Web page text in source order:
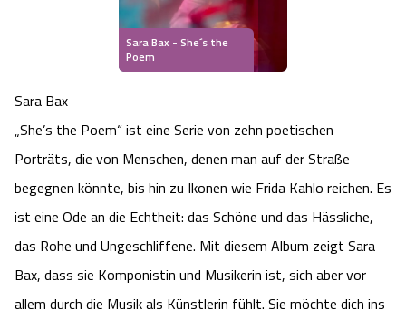
Freizeitparks
Vital Urlaub
Städte
Ferienwohnungen
Ferienhäuser
Naturerlebnis im Frühling
Naturerlebnis im Sommer
Naturerlebnis im Herbst
Naturerlebnis im Winter
Wandern
Kletterparks
Abenteuerlabyrinth
Heide Himmel Baumwipfelpfad
Adventure Schnucken Golf
Serengeti Park
Vegan, Fasten & Co.
Balance
Wellness-Kurzurlaub
Wellness-Unterkünfte
Sehenswürdigkeiten Lüneburg
Kulinarisches Lüneburg
Unterkünfte Lüneburg
Veranstaltungen & Führungen Lüneburg
Die Residenzstadt Celle
Sara Bax - She´s the
Poem
Sara Bax
„She’s the Poem“ ist eine Serie von zehn poetischen
Porträts, die von Menschen, denen man auf der Straße
begegnen könnte, bis hin zu Ikonen wie Frida Kahlo reichen. Es
ist eine Ode an die Echtheit: das Schöne und das Hässliche,
das Rohe und Ungeschliffene. Mit diesem Album zeigt Sara
Bax, dass sie Komponistin und Musikerin ist, sich aber vor
allem durch die Musik als Künstlerin fühlt. Sie möchte dich ins